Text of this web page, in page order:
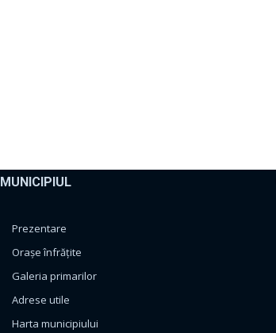
MUNICIPIUL
Prezentare
Orașe înfrățite
Galeria primarilor
Adrese utile
Harta municipiului